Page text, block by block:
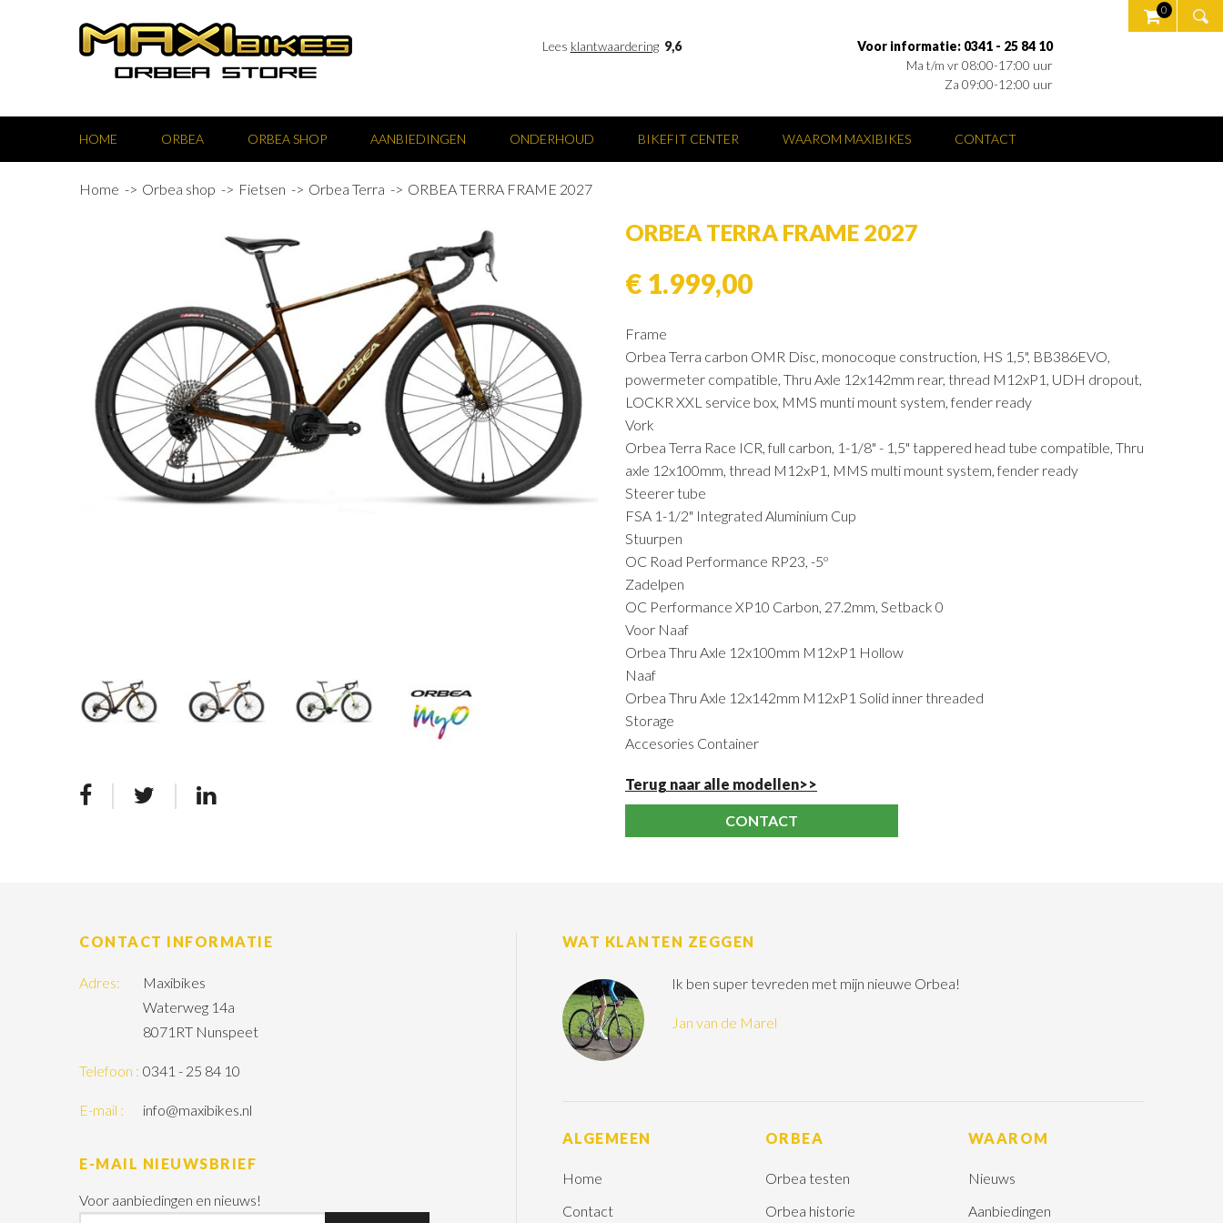
Lees klantwaardering 9,6
Voor informatie: 0341 - 25 84 10
Ma t/m vr 08:00-17:00 uur
Za 09:00-12:00 uur
0
HOME ORBEA ORBEA SHOP AANBIEDINGEN ONDERHOUD BIKEFIT CENTER WAAROM MAXIBIKES CONTACT
Home Orbea shop Fietsen Orbea Terra ORBEA TERRA FRAME 2027
ORBEA TERRA FRAME 2027
€ 1.999,00
Frame
Orbea Terra carbon OMR Disc, monocoque construction, HS 1,5", BB386EVO,
powermeter compatible, Thru Axle 12x142mm rear, thread M12xP1, UDH dropout,
LOCKR XXL service box, MMS munti mount system, fender ready
Vork
Orbea Terra Race ICR, full carbon, 1-1/8" - 1,5" tappered head tube compatible, Thru
axle 12x100mm, thread M12xP1, MMS multi mount system, fender ready
Steerer tube
FSA 1-1/2" Integrated Aluminium Cup
Stuurpen
OC Road Performance RP23, -5º
Zadelpen
OC Performance XP10 Carbon, 27.2mm, Setback 0
Voor Naaf
Orbea Thru Axle 12x100mm M12xP1 Hollow
Naaf
Orbea Thru Axle 12x142mm M12xP1 Solid inner threaded
Storage
Accesories Container
Terug naar alle modellen>>
CONTACT
CONTACT INFORMATIE
Adres:
Maxibikes
Waterweg 14a
8071RT Nunspeet
Telefoon : 0341 - 25 84 10
E-mail : info@maxibikes.nl
E-MAIL NIEUWSBRIEF
Voor aanbiedingen en nieuws!
WAT KLANTEN ZEGGEN
Ik ben super tevreden met mijn nieuwe Orbea!
Jan van de Marel
ALGEMEEN
Home
Contact
ORBEA
Orbea testen
Orbea historie
WAAROM
Nieuws
Aanbiedingen